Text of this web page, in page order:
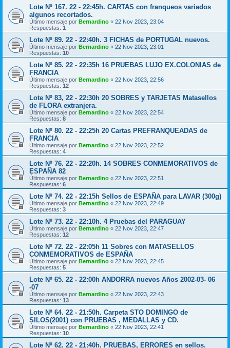
Lote Nº 167. 22 - 22:45h. CARTAS con franqueos variados
algunos recortados.
Último mensaje por Bernardino « 22 Nov 2023, 23:04
Respuestas: 1
Lote Nº 89. 22 - 22:40h. 3 FICHAS de PORTUGAL nuevos.
Último mensaje por Bernardino « 22 Nov 2023, 23:01
Respuestas: 10
Lote Nº 85. 22 - 22:35h 16 PRUEBAS LUJO EX.COLONIAS de
FRANCIA
Último mensaje por Bernardino « 22 Nov 2023, 22:56
Respuestas: 12
Lote Nº 83, 22 - 22:30h 20 SOBRES y TARJETAS Matasellos
de FLORA extranjera.
Último mensaje por Bernardino « 22 Nov 2023, 22:54
Respuestas: 8
Lote Nº 80. 22 - 22:25h 20 Cartas PREFRANQUEADAS de
FRANCIA
Último mensaje por Bernardino « 22 Nov 2023, 22:52
Respuestas: 4
Lote Nº 76. 22 - 22:20h. 14 SOBRES CONMEMORATIVOS de
ESPAÑA 82
Último mensaje por Bernardino « 22 Nov 2023, 22:51
Respuestas: 6
Lote Nº 74. 22 - 22:15h Sellos de ESPAÑA para LAVAR (300g)
Último mensaje por Bernardino « 22 Nov 2023, 22:49
Respuestas: 3
Lote Nº 73. 22 - 22:10h. 4 Pruebas del PARAGUAY
Último mensaje por Bernardino « 22 Nov 2023, 22:47
Respuestas: 12
Lote Nº 72. 22 - 22:05h 11 Sobres con MATASELLOS
CONMEMORATIVOS de ESPAÑA
Último mensaje por Bernardino « 22 Nov 2023, 22:45
Respuestas: 5
Lote Nº 65. 22 - 22:00h ANDORRA nuevos Años 2002-03- 06
-07
Último mensaje por Bernardino « 22 Nov 2023, 22:43
Respuestas: 13
Lote Nº 64. 22 - 21:50h. Carpeta STO DOMINGO de
SILOS(2001) con PRUEBAS , MEDALLAS y CD.
Último mensaje por Bernardino « 22 Nov 2023, 22:41
Respuestas: 10
Lote Nº 62. 22 - 21:40h. PRUEBAS, ERRORES en sellos.